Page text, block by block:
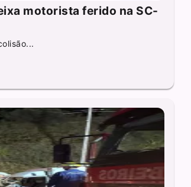
motorista ferido na SC-